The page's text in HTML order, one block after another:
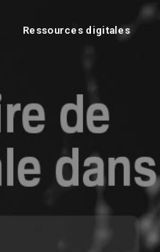
Ressources digitales